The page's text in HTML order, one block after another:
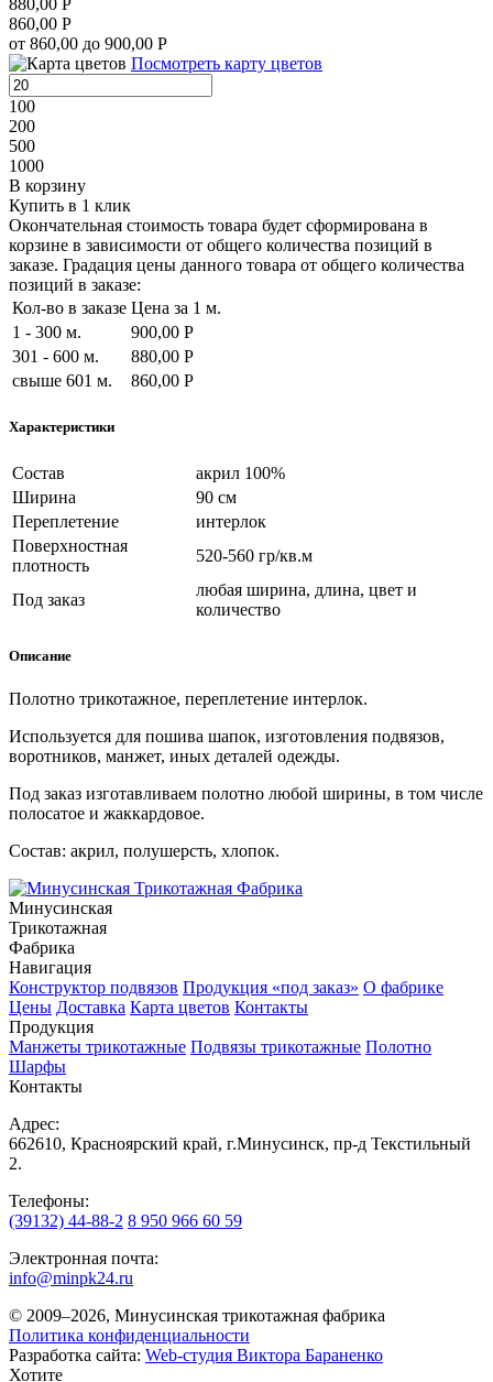
860,00 Р
от 860,00 до 900,00 Р
Посмотреть карту цветов
100
200
500
1000
В корзину
Купить в 1 клик
Окончательная стоимость товара будет сформирована в
корзине в зависимости от общего количества позиций в
заказе. Градация цены данного товара от общего количества
позиций в заказе:
Кол-во в заказе Цена за 1 м.
1 - 300 м.
900,00 Р
301 - 600 м.
880,00 Р
свыше 601 м.
860,00 Р
Характеристики
Состав
акрил 100%
Ширина
90 см
Переплетение
интерлок
Поверхностная
плотность
520-560 гр/кв.м
Под заказ
любая ширина, длина, цвет и
количество
Описание
Полотно трикотажное, переплетение интерлок.
Используется для пошива шапок, изготовления подвязов,
воротников, манжет, иных деталей одежды.
Под заказ изготавливаем полотно любой ширины, в том числе
полосатое и жаккардовое.
Состав: акрил, полушерсть, хлопок.
Минусинская
Трикотажная
Фабрика
Навигация
Конструктор подвязов Продукция «под заказ» О фабрике
Цены Доставка Карта цветов Контакты
Продукция
Манжеты трикотажные Подвязы трикотажные Полотно
Шарфы
Контакты
Адрес:
662610, Красноярский край, г.Минусинск, пр-д Текстильный
2.
Телефоны:
(39132) 44-88-2 8 950 966 60 59
Электронная почта:
info@minpk24.ru
© 2009–2026, Минусинская трикотажная фабрика
Политика конфиденциальности
Разработка сайта: Web-студия Виктора Бараненко
Хотите